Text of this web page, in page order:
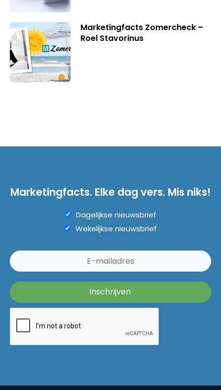
Marketingfacts Zomercheck –
Roel Stavorinus
Marketingfacts. Elke dag vers. Mis niks!
Dagelijkse nieuwsbrief
Wekelijkse nieuwsbrief